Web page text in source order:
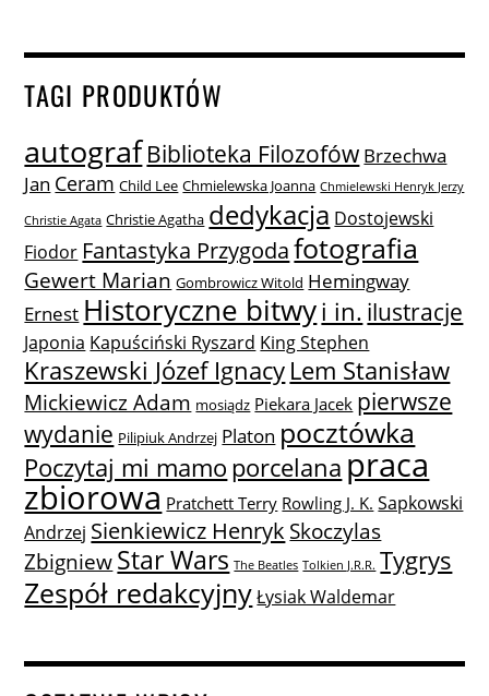
TAGI PRODUKTÓW
autografBiblioteka Filozofów Brzechwa
Jan Ceram Child Lee Chmielewska Joanna Chmielewski Henryk Jerzy
Christie Agata Christie Agatha dedykacja Dostojewski
Fiodor Fantastyka Przygodafotografia
Gewert Marian Gombrowicz Witold Hemingway
Ernest Historyczne bitwyi in. ilustracje
Japonia Kapuściński Ryszard King Stephen
Kraszewski Józef Ignacy Lem Stanisław
Mickiewicz Adam mosiądz Piekara Jacek pierwsze
wydanie Pilipiuk Andrzej Platon pocztówka
Poczytaj mi mamoporcelana praca
zbiorowa Pratchett Terry Rowling J. K. Sapkowski
Andrzej Sienkiewicz Henryk Skoczylas
ZbigniewStar Wars The Beatles Tolkien J.R.R. Tygrys
Zespół redakcyjny Łysiak Waldemar